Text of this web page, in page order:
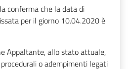
conferma che la data di
per il giorno 10.04.2020 è
Appaltante, allo stato attuale,
o adempimenti legati